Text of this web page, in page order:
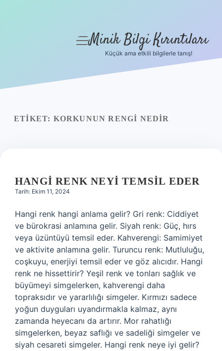
Yasal Uyarı
menüyü
Minik Bilgi Kırıntıları
Küçük ama etkili bilgilerle tanış!
ETIKET: KORKUNUN RENGI NEDIR
HANGI RENK NEYI TEMSIL EDER
Tarih: Ekim 11, 2024
Hangi renk hangi anlama gelir? Gri renk: Ciddiyet
ve bürokrasi anlamına gelir. Siyah renk: Güç, hırs
veya üzüntüyü temsil eder. Kahverengi: Samimiyet
ve aktivite anlamına gelir. Turuncu renk: Mutluluğu,
coşkuyu, enerjiyi temsil eder ve göz alıcıdır. Hangi
renk ne hissettirir? Yeşil renk ve tonları sağlık ve
büyümeyi simgelerken, kahverengi daha
topraksıdır ve yararlılığı simgeler. Kırmızı sadece
yoğun duyguları uyandırmakla kalmaz, aynı
zamanda heyecanı da artırır. Mor rahatlığı
simgelerken, beyaz saflığı ve sadeliği simgeler ve
siyah cesareti simgeler. Hangi renk neye iyi gelir?